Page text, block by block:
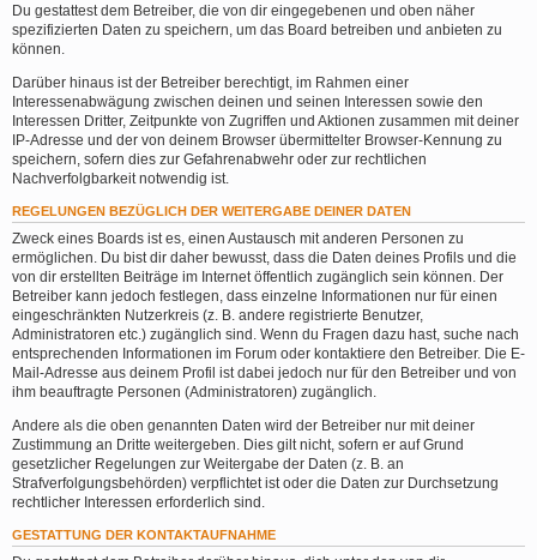
Du gestattest dem Betreiber, die von dir eingegebenen und oben näher
spezifizierten Daten zu speichern, um das Board betreiben und anbieten zu
können.
Darüber hinaus ist der Betreiber berechtigt, im Rahmen einer
Interessenabwägung zwischen deinen und seinen Interessen sowie den
Interessen Dritter, Zeitpunkte von Zugriffen und Aktionen zusammen mit deiner
IP-Adresse und der von deinem Browser übermittelter Browser-Kennung zu
speichern, sofern dies zur Gefahrenabwehr oder zur rechtlichen
Nachverfolgbarkeit notwendig ist.
REGELUNGEN BEZÜGLICH DER WEITERGABE DEINER DATEN
Zweck eines Boards ist es, einen Austausch mit anderen Personen zu
ermöglichen. Du bist dir daher bewusst, dass die Daten deines Profils und die
von dir erstellten Beiträge im Internet öffentlich zugänglich sein können. Der
Betreiber kann jedoch festlegen, dass einzelne Informationen nur für einen
eingeschränkten Nutzerkreis (z. B. andere registrierte Benutzer,
Administratoren etc.) zugänglich sind. Wenn du Fragen dazu hast, suche nach
entsprechenden Informationen im Forum oder kontaktiere den Betreiber. Die E-
Mail-Adresse aus deinem Profil ist dabei jedoch nur für den Betreiber und von
ihm beauftragte Personen (Administratoren) zugänglich.
Andere als die oben genannten Daten wird der Betreiber nur mit deiner
Zustimmung an Dritte weitergeben. Dies gilt nicht, sofern er auf Grund
gesetzlicher Regelungen zur Weitergabe der Daten (z. B. an
Strafverfolgungsbehörden) verpflichtet ist oder die Daten zur Durchsetzung
rechtlicher Interessen erforderlich sind.
GESTATTUNG DER KONTAKTAUFNAHME